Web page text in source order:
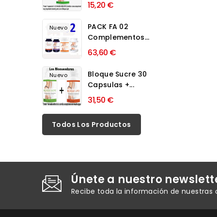
15,20 €
Nuevo
PACK FA 02
Complementos...
63,60 €
Nuevo
Bloque Sucre 30
Capsulas +...
31,50 €
Todos Los Productos
Únete a nuestro
Recibe toda la información de nuestras